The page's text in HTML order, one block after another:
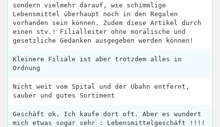
sondern vielmehr darauf, wie schimmlige
Lebensmittel überhaupt noch in den Regalen
vorhanden sein können. Zudem diese Artikel durch
einen stv.! Filialleiter ohne moralische und
gesetzliche Gedanken ausgegeben werden können!
Kleinere Filiale ist aber trotzdem alles in
Ordnung
Nicht weit vom Spital und der Ubahn entfernt,
sauber und gutes Sortiment
Geschäft ok. Ich kaufe dort oft. Aber es wundert
mich etwas sogar sehr : Lebensmittelgeschäft !!!!